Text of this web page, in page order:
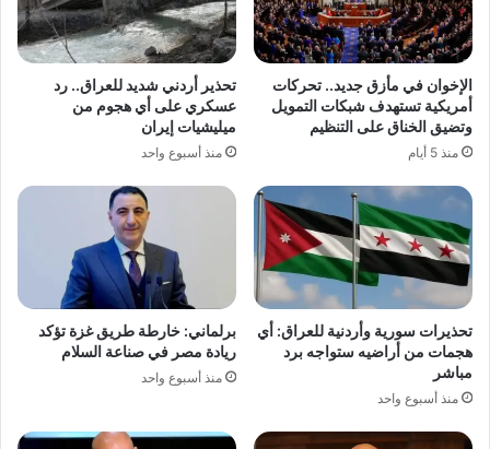
الإخوان في مأزق جديد.. تحركات
أمريكية تستهدف شبكات التمويل
وتضيق الخناق على التنظيم
منذ 5 أيام
تحذير أردني شديد للعراق.. رد
عسكري على أي هجوم من
ميليشيات إيران
منذ أسبوع واحد
تحذيرات سورية وأردنية للعراق: أي
هجمات من أراضيه ستواجه برد
مباشر
منذ أسبوع واحد
برلماني: خارطة طريق غزة تؤكد
ريادة مصر في صناعة السلام
منذ أسبوع واحد